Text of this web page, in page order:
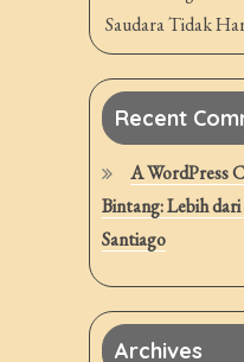
Saudara Tidak
Recent
A WordPress
Bintang: Lebih dari
Santiago
Archives